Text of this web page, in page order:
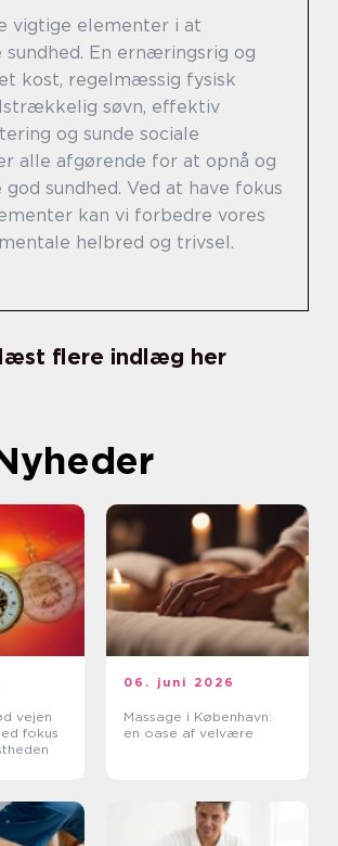
vigtige elementer i at
En ernæringsrig og
kost, regelmæssig fysisk
søvn, effektiv
og sunde sociale
alle afgørende for at opnå og
sundhed. Ved at have fokus
kan vi forbedre vores
helbred og trivsel.
flere indlæg her
fokus
06. juni 2026
Massage i København:
en oase af velvære